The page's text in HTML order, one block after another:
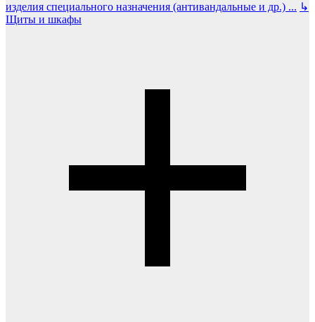
изделия специального назначения (антивандальные и др.) ... ↳
Щиты и шкафы